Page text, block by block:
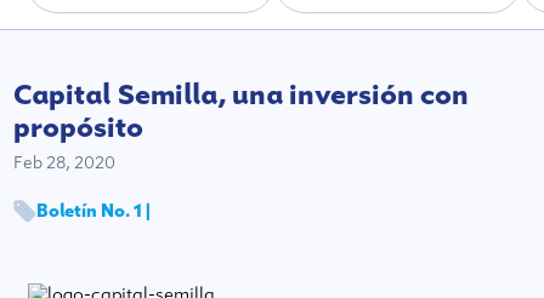
Capital Semilla, una inversión con
propósito
Feb 28, 2020
Boletín No. 1 |